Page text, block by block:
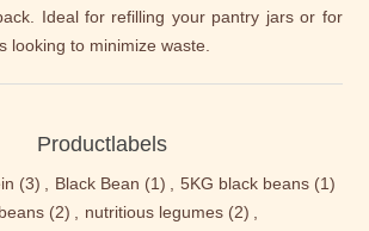
Ideal for refilling your pantry jars or for
looking to minimize waste.
Productlabels
(3) , Black Bean (1) , 5KG black beans (1)
(2) , nutritious legumes (2) ,